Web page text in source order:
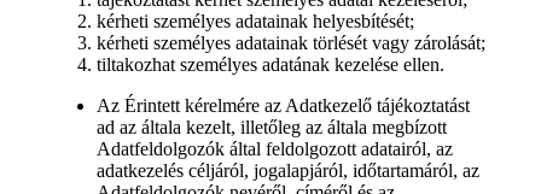
kérheti személyes adatainak helyesbítését;
kérheti személyes adatainak törlését vagy zárolását;
tiltakozhat személyes adatának kezelése ellen.
Az Érintett kérelmére az Adatkezelő tájékoztatást
ad az általa kezelt, illetőleg az általa megbízott
Adatfeldolgozók által feldolgozott adatairól, az
adatkezelés céljáról, jogalapjáról, időtartamáról, az